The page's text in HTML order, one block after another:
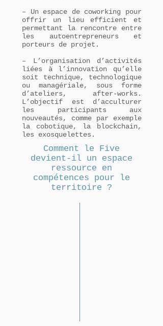
– Un espace de coworking pour
offrir un lieu efficient et
permettant la rencontre entre
les autoentrepreneurs et
porteurs de projet.
– L’organisation d’activités
liées à l’innovation qu’elle
soit technique, technologique
ou managériale, sous forme
d’ateliers, after-works.
L’objectif est d’acculturer
les participants aux
nouveautés, comme par exemple
la cobotique, la blockchain,
les exosquelettes.
Comment le Five
devient-il un espace
ressource en
compétences pour le
territoire ?